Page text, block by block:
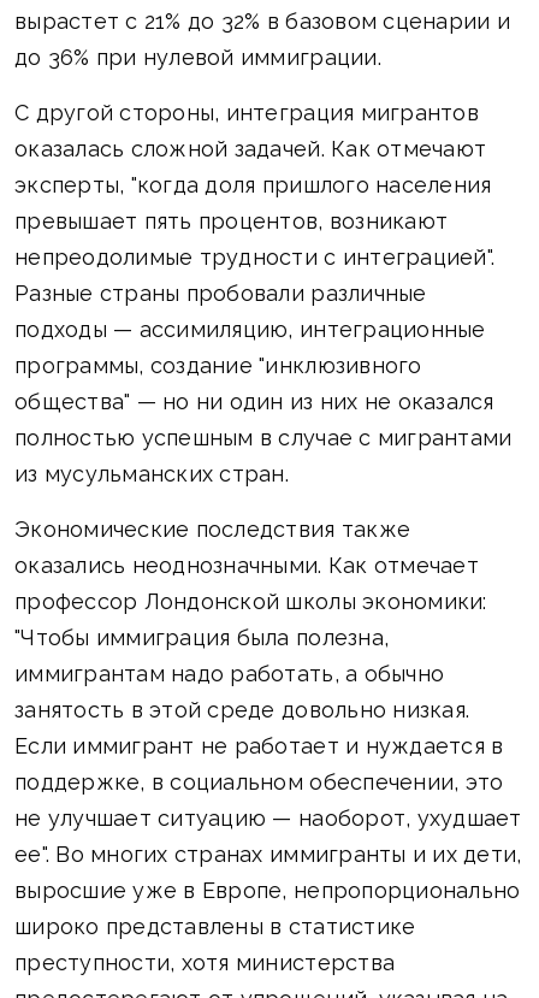
вырастет с 21% до 32% в базовом сценарии и
до 36% при нулевой иммиграции.
С другой стороны, интеграция мигрантов
оказалась сложной задачей. Как отмечают
эксперты, "когда доля пришлого населения
превышает пять процентов, возникают
непреодолимые трудности с интеграцией".
Разные страны пробовали различные
подходы — ассимиляцию, интеграционные
программы, создание "инклюзивного
общества" — но ни один из них не оказался
полностью успешным в случае с мигрантами
из мусульманских стран.
Экономические последствия также
оказались неоднозначными. Как отмечает
профессор Лондонской школы экономики:
"Чтобы иммиграция была полезна,
иммигрантам надо работать, а обычно
занятость в этой среде довольно низкая.
Если иммигрант не работает и нуждается в
поддержке, в социальном обеспечении, это
не улучшает ситуацию — наоборот, ухудшает
ее". Во многих странах иммигранты и их дети,
выросшие уже в Европе, непропорционально
широко представлены в статистике
преступности, хотя министерства